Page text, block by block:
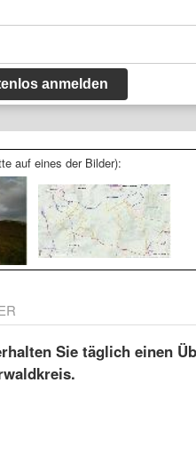
anmelden
auf eines der Bilder):
Sie täglich einen